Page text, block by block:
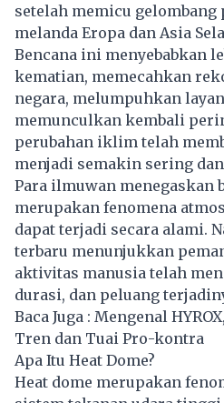
setelah memicu gelombang
melanda Eropa dan Asia
Bencana ini menyebabkan
kematian, memecahkan
negara, melumpuhkan
memunculkan kembali
perubahan iklim telah
menjadi semakin sering
Para ilmuwan menegaskan
merupakan fenomena
dapat terjadi secara alami.
terbaru menunjukkan
aktivitas manusia telah
durasi, dan peluang
Baca Juga : Mengenal
Tren dan Tuai Pro-kontra
Apa Itu Heat Dome?
Heat dome merupakan